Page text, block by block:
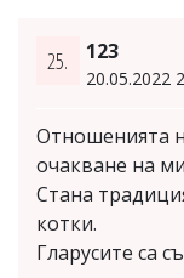
25. 123
20.05.2022
Отношенията
очакване на
Стана
котки.
Гларусите са